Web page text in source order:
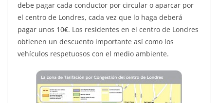
debe pagar cada conductor por circular o aparcar por
el centro de Londres, cada vez que lo haga deberá
pagar unos 10€. Los residentes en el centro de Londres
obtienen un descuento importante así como los
vehículos respetuosos con el medio ambiente.